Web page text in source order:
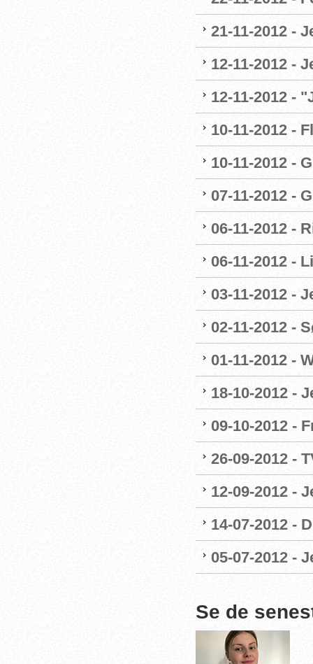
21-11-2012 -
12-11-2012 -
12-11-2012 -
10-11-2012 -
10-11-2012 -
07-11-2012 -
06-11-2012 -
06-11-2012 -
03-11-2012 -
02-11-2012 -
01-11-2012 -
18-10-2012 -
09-10-2012 -
26-09-2012 -
12-09-2012 -
14-07-2012 -
05-07-2012 -
Se de